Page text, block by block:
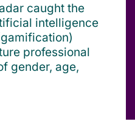
caught the
intelligence
professional
gender, age,